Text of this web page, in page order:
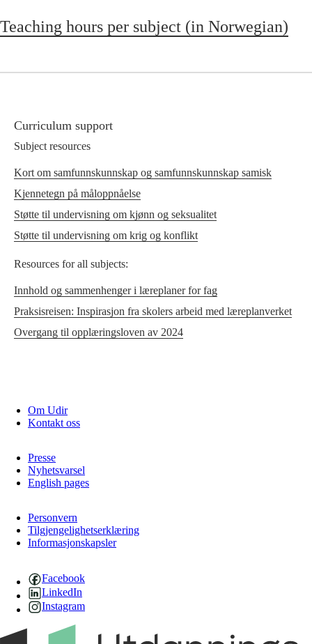
Teaching hours per subject (in Norwegian)
Curriculum support
Subject resources
Kort om samfunnskunnskap og samfunnskunnskap samisk
Kjennetegn på måloppnåelse
Støtte til undervisning om kjønn og seksualitet
Støtte til undervisning om krig og konflikt
Resources for all subjects:
Innhold og sammenhenger i læreplaner for fag
Praksisreisen: Inspirasjon fra skolers arbeid med læreplanverket
Overgang til opplæringsloven av 2024
Om Udir
Kontakt oss
Presse
Nyhetsvarsel
English pages
Personvern
Tilgjengelighetserklæring
Informasjonskapsler
Facebook
LinkedIn
Instagram